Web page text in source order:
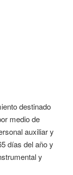
destinado
medio de
auxiliar y
días del año y
y